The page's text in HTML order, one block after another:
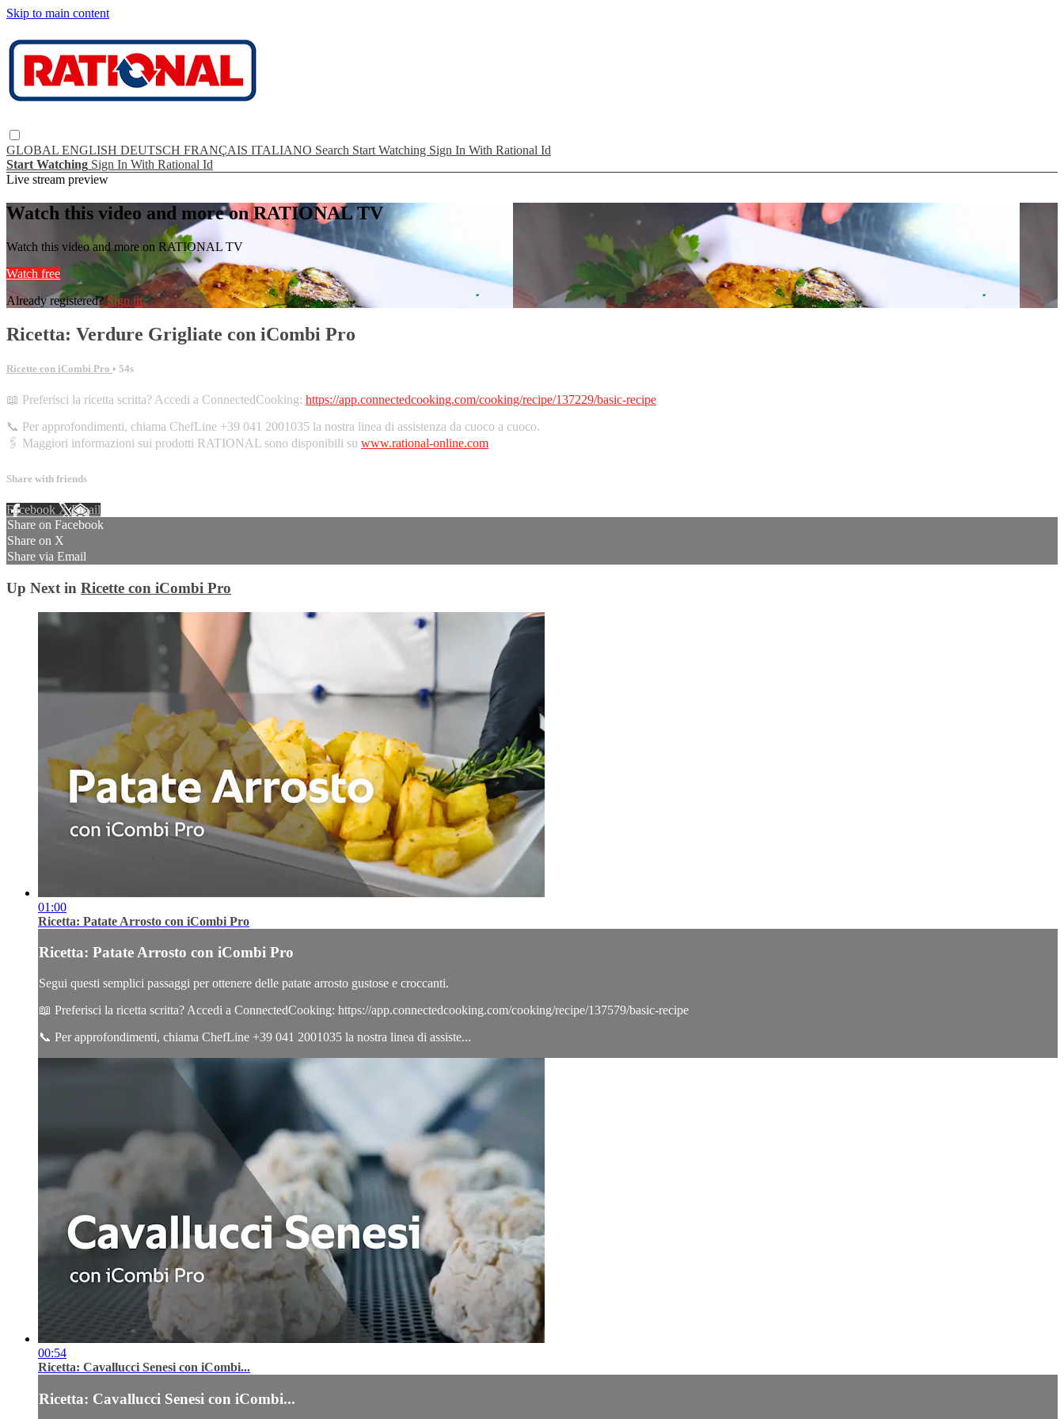
Skip to main content
GLOBAL ENGLISH DEUTSCH FRANÇAIS ITALIANO Search Start Watching Sign In With Rational Id
Start Watching Sign In With Rational Id
Live stream preview
Watch this video and more on RATIONAL TV
Watch this video and more on RATIONAL TV
Watch free
Already registered?Sign in
Ricetta: Verdure Grigliate con iCombi Pro
Ricette con iCombi Pro • 54s
📖 Preferisci la ricetta scritta? Accedi a ConnectedCooking: https://app.connectedcooking.com/cooking/recipe/137229/basic-recipe
📞 Per approfondimenti, chiama ChefLine +39 041 2001035 la nostra linea di assistenza da cuoco a cuoco.
🖇️ Maggiori informazioni sui prodotti RATIONAL sono disponibili su www.rational-online.com
Share with friends
Facebook XEmail
Share on Facebook
Share on X
Share via Email
Up Next in Ricette con iCombi Pro
01:00
Ricetta: Patate Arrosto con iCombi Pro
Ricetta: Patate Arrosto con iCombi Pro
Segui questi semplici passaggi per ottenere delle patate arrosto gustose e croccanti.
📖 Preferisci la ricetta scritta? Accedi a ConnectedCooking: https://app.connectedcooking.com/cooking/recipe/137579/basic-recipe
📞 Per approfondimenti, chiama ChefLine +39 041 2001035 la nostra linea di assiste...
00:54
Ricetta: Cavallucci Senesi con iCombi...
Ricetta: Cavallucci Senesi con iCombi...